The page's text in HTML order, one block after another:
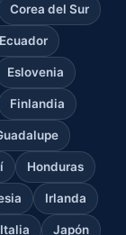
Corea del Sur
Ecuador
Eslovenia
Finlandia
Honduras
Irlanda
Italia Japón